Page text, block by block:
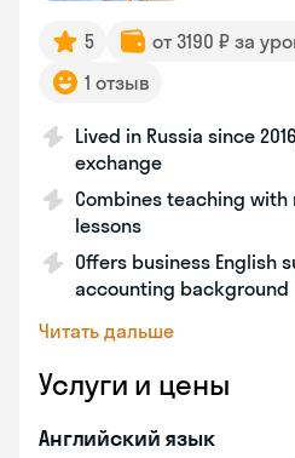
5 от 3190 ₽ за
1 отзыв
Lived in Russia since
exchange
Combines teaching
lessons
Offers business English
accounting background
Читать дальше
Услуги и цены
Английский язык